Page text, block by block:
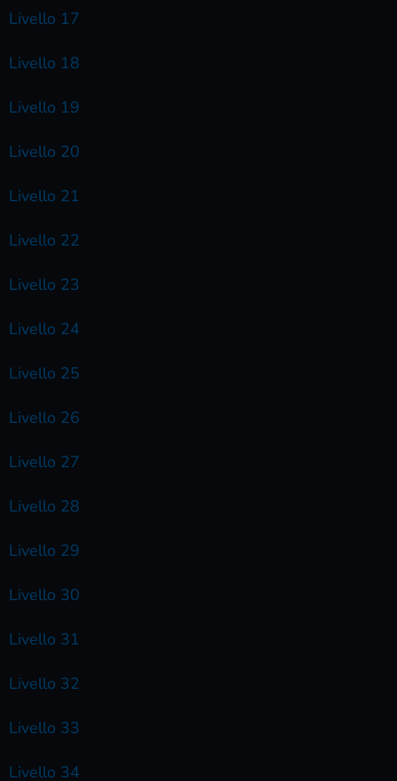
Livello 17
Livello 18
Livello 19
Livello 20
Livello 21
Livello 22
Livello 23
Livello 24
Livello 25
Livello 26
Livello 27
Livello 28
Livello 29
Livello 30
Livello 31
Livello 32
Livello 33
Livello 34